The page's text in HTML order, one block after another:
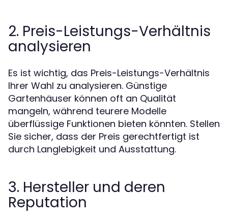
2. Preis-Leistungs-Verhältnis
analysieren
Es ist wichtig, das Preis-Leistungs-Verhältnis
Ihrer Wahl zu analysieren. Günstige
Gartenhäuser können oft an Qualität
mangeln, während teurere Modelle
überflüssige Funktionen bieten könnten. Stellen
Sie sicher, dass der Preis gerechtfertigt ist
durch Langlebigkeit und Ausstattung.
3. Hersteller und deren
Reputation